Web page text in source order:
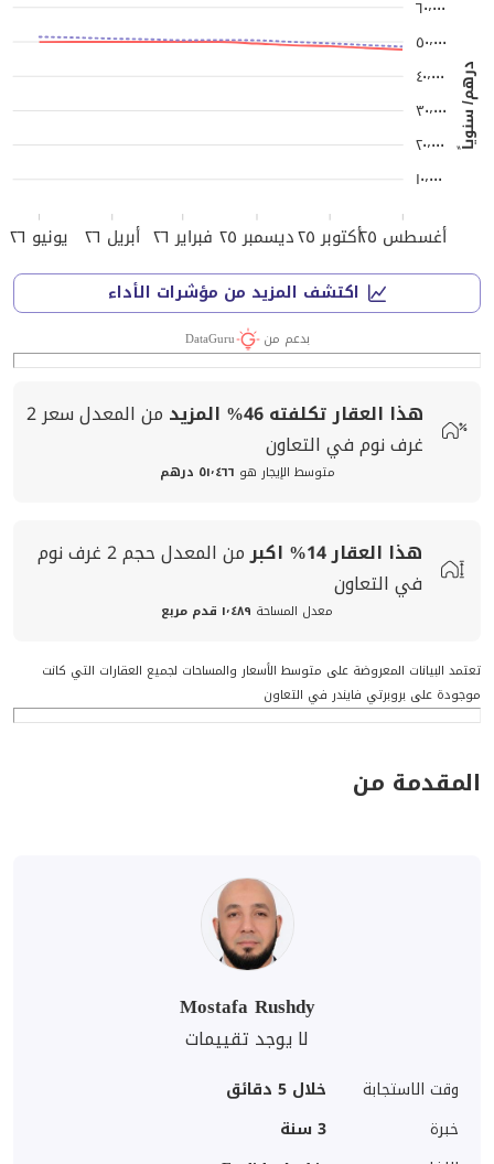
أغسطس ٢٥ أكتوبر ٢٥ ديسمبر ٢٥ فبراير ٢٦ أبريل ٢٦ يونيو ٢٦
درهم/ سنوياً
١٠٬٠٠٠
٢٠٬٠٠٠
٣٠٬٠٠٠
٤٠٬٠٠٠
٥٠٬٠٠٠
٦٠٬٠٠٠
اكتشف المزيد من مؤشرات الأداء
بدعم من DataGuru
هذا العقار تكلفته46% المزيد من المعدلسعر2
غرف نوم في التعاون
متوسط الإيجار هو ٥١٬٤٦٦ درهم
هذا العقار14% اكبرمن المعدلحجم 2 غرف نوم
في التعاون
معدل المساحة ١٬٤٨٩ قدم مربع
تعتمد البيانات المعروضة على متوسط الأسعار والمساحات لجميع العقارات التي كانت
موجودة على بروبرتي فايندر في التعاون
المقدمة من
Mostafa Rushdy
لا يوجد تقييمات
وقت الاستجابة
خلال 5 دقائق
خبرة
3 سنة